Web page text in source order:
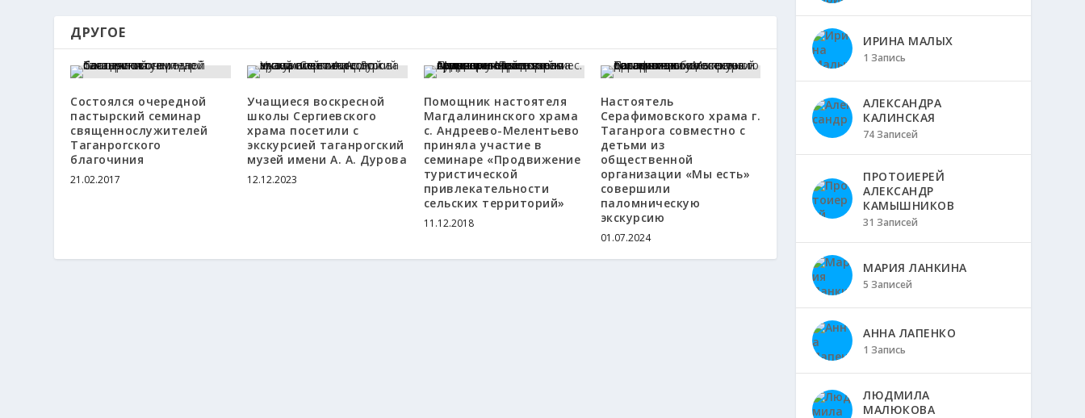
ДРУГОЕ
Состоялся очередной
пастырский семинар
священнослужителей
Таганрогского
благочиния
21.02.2017
Учащиеся воскресной
школы Сергиевского
храма посетили с
экскурсией таганрогский
музей имени А. А. Дурова
12.12.2023
Помощник настоятеля
Магдалининского храма
с. Андреево-Мелентьево
приняла участие в
семинаре «Продвижение
туристической
привлекательности
сельских территорий»
11.12.2018
Настоятель
Серафимовского храма г.
Таганрога совместно с
детьми из
общественной
организации «Мы есть»
совершили
паломническую
экскурсию
01.07.2024
ИРИНА МАЛЫХ
1 Запись
АЛЕКСАНДРА
КАЛИНСКАЯ
74 Записей
ПРОТОИЕРЕЙ
АЛЕКСАНДР
КАМЫШНИКОВ
31 Записей
МАРИЯ ЛАНКИНА
5 Записей
АННА ЛАПЕНКО
1 Запись
ЛЮДМИЛА
МАЛЮКОВА